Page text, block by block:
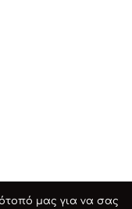
μας για να σας